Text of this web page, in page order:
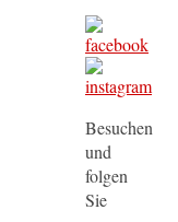
Besuchen
und
folgen
Sie